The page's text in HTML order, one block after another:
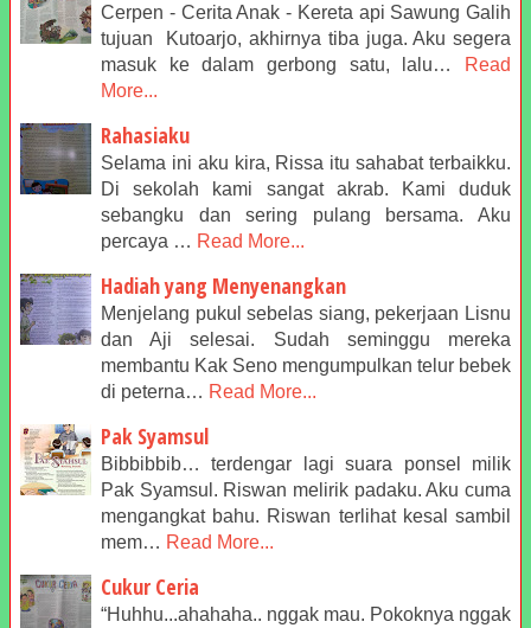
Cerpen - Cerita Anak - Kereta api Sawung Galih
tujuan Kutoarjo, akhirnya tiba juga. Aku segera
masuk ke dalam gerbong satu, lalu…
Read
More...
Rahasiaku
Selama ini aku kira, Rissa itu sahabat terbaikku.
Di sekolah kami sangat akrab. Kami duduk
sebangku dan sering pulang bersama. Aku
percaya … Read More...
Hadiah yang Menyenangkan
Menjelang pukul sebelas siang, pekerjaan Lisnu
dan Aji selesai. Sudah seminggu mereka
membantu Kak Seno mengumpulkan telur bebek
di peterna… Read More...
Pak Syamsul
Bibbibbib… terdengar lagi suara ponsel milik
Pak Syamsul. Riswan melirik padaku. Aku cuma
mengangkat bahu. Riswan terlihat kesal sambil
mem… Read More...
Cukur Ceria
“Huhhu...ahahaha.. nggak mau. Pokoknya nggak